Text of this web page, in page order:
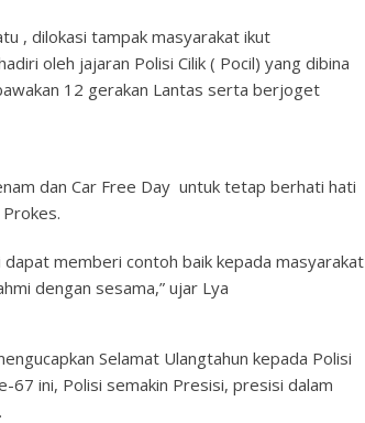
, dilokasi tampak masyarakat ikut
oleh jajaran Polisi Cilik ( Pocil) yang dibina
12 gerakan Lantas serta berjoget
dan Car Free Day untuk tetap berhati hati
memberi contoh baik kepada masyarakat
dengan sesama,” ujar Lya
Selamat Ulangtahun kepada Polisi
67 ini, Polisi semakin Presisi, presisi dalam